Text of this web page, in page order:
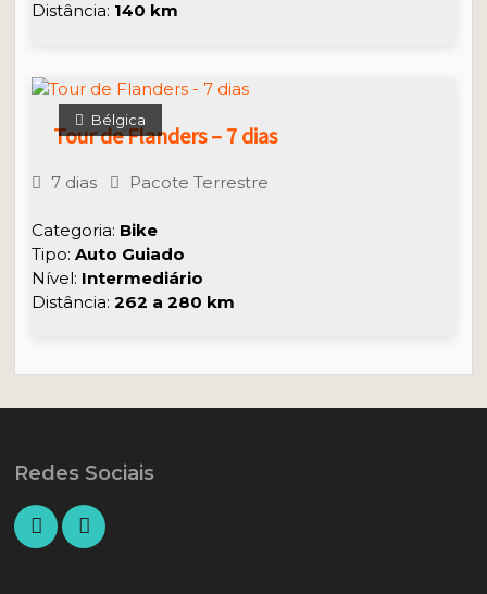
Distância: 140 km
Bélgica
Tour de Flanders – 7 dias
7 dias Pacote Terrestre
Categoria: Bike
Tipo:Auto Guiado
Nível: Intermediário
Distância:262 a 280 km
Redes Sociais